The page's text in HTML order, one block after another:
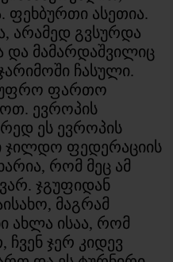
ფეხბურთი ასეთია.
არამედ გვსურდა
და მამარდაშვილიც
ჩასული.
უფრო ფართო
ევროპის
ეს ევროპის
ჯილდო ფედერაციის
რომ მეც ამ
ჯგუფიდან
მაგრამ
ახლა ისაა, რომ
ჩვენ ჯერ კიდევ